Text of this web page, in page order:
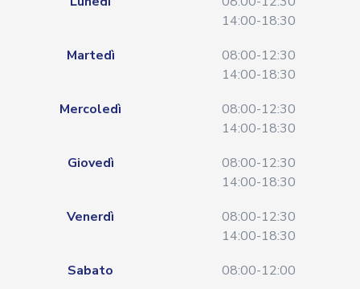
14:00-18:30
Martedì
08:00-12:30
14:00-18:30
Mercoledì
08:00-12:30
14:00-18:30
Giovedì
08:00-12:30
14:00-18:30
Venerdì
08:00-12:30
14:00-18:30
Sabato
08:00-12:00